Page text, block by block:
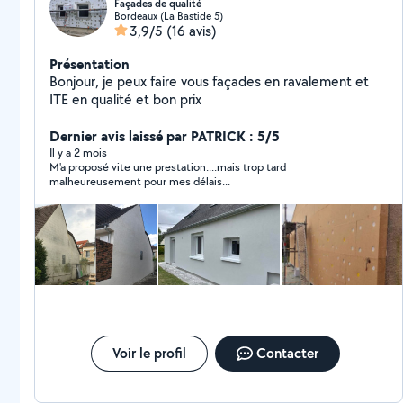
Façades de qualité
Bordeaux (La Bastide 5)
3,9/5 (16 avis)
Présentation
Bonjour, je peux faire vous façades en ravalement et
ITE en qualité et bon prix
Dernier avis laissé par PATRICK : 5/5
Il y a 2 mois
M'a proposé vite une prestation....mais trop tard
malheureusement pour mes délais...
Voir le profil Contacter